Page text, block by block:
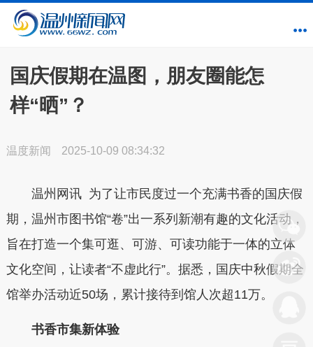
国庆假期在温图，朋友圈能怎
样“晒”？
温度新闻 2025-10-09 08:34:32
温州网讯 为了让市民度过一个充满书香的国庆假
期，温州市图书馆“卷”出一系列新潮有趣的文化活动，
旨在打造一个集可逛、可游、可读功能于一体的立体
文化空间，让读者“不虚此行”。据悉，国庆中秋假期全
馆举办活动近50场，累计接待到馆人次超11万。
书香市集新体验